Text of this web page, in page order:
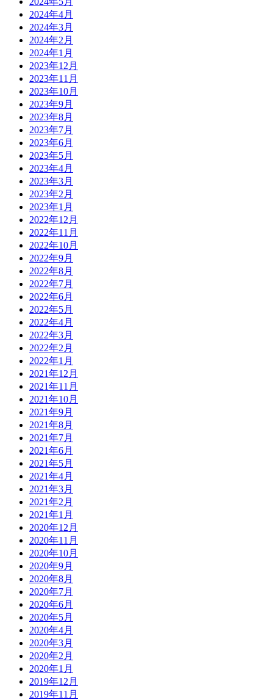
2024年4月
2024年3月
2024年2月
2024年1月
2023年12月
2023年11月
2023年10月
2023年9月
2023年8月
2023年7月
2023年6月
2023年5月
2023年4月
2023年3月
2023年2月
2023年1月
2022年12月
2022年11月
2022年10月
2022年9月
2022年8月
2022年7月
2022年6月
2022年5月
2022年4月
2022年3月
2022年2月
2022年1月
2021年12月
2021年11月
2021年10月
2021年9月
2021年8月
2021年7月
2021年6月
2021年5月
2021年4月
2021年3月
2021年2月
2021年1月
2020年12月
2020年11月
2020年10月
2020年9月
2020年8月
2020年7月
2020年6月
2020年5月
2020年4月
2020年3月
2020年2月
2020年1月
2019年12月
2019年11月